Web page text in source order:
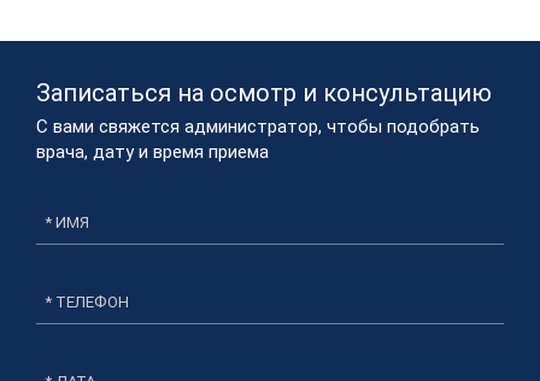
Записаться на осмотр и консультацию​
С вами свяжется администратор, чтобы подобрать
врача, дату и время приема​